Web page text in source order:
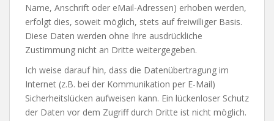
Name, Anschrift oder eMail-Adressen) erhoben werden,
erfolgt dies, soweit möglich, stets auf freiwilliger Basis.
Diese Daten werden ohne Ihre ausdrückliche
Zustimmung nicht an Dritte weitergegeben.
Ich weise darauf hin, dass die Datenübertragung im
Internet (z.B. bei der Kommunikation per E-Mail)
Sicherheitslücken aufweisen kann. Ein lückenloser Schutz
der Daten vor dem Zugriff durch Dritte ist nicht möglich.